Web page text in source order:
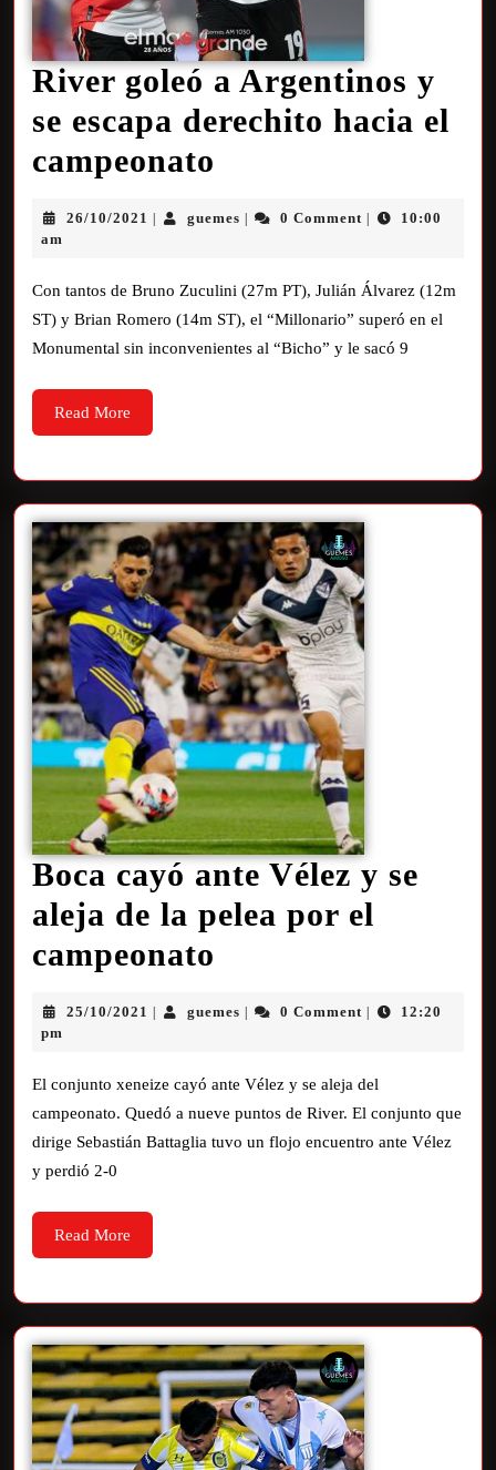
River goleó a Argentinos y
se escapa derechito hacia el
campeonato
26/10/2021 guemes 0 Comment
10:00
am
Con tantos de Bruno Zuculini (27m PT), Julián Álvarez (12m
ST) y Brian Romero (14m ST), el “Millonario” superó en el
Monumental sin inconvenientes al “Bicho” y le sacó 9
Read More
Boca cayó ante Vélez y se
aleja de la pelea por el
campeonato
25/10/2021 guemes 0 Comment
12:20
pm
El conjunto xeneize cayó ante Vélez y se aleja del
campeonato. Quedó a nueve puntos de River. El conjunto que
dirige Sebastián Battaglia tuvo un flojo encuentro ante Vélez
y perdió 2-0
Read More